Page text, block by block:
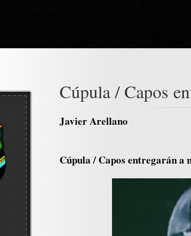
Cúpula / Capos
Javier Arellano
Cúpula / Capos entregarán a